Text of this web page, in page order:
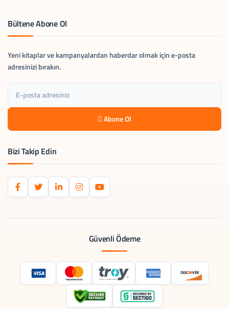
Bültene Abone Ol
Yeni kitaplar ve kampanyalardan haberdar olmak için e-posta
adresinizi bırakın.
Abone Ol
Bizi Takip Edin
Güvenli Ödeme